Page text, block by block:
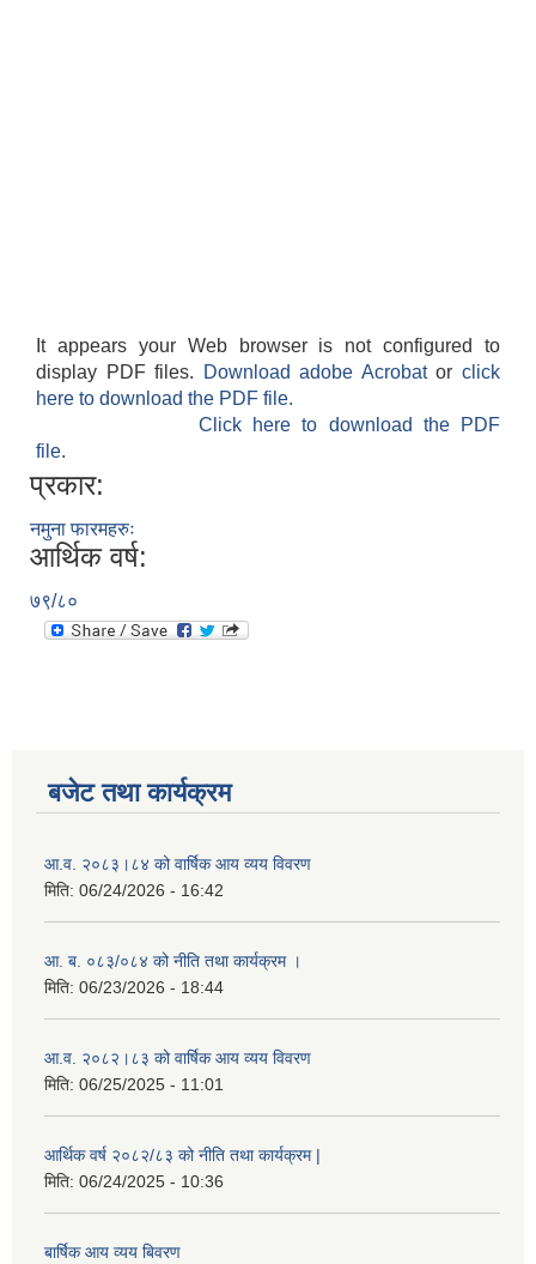
It appears your Web browser is not configured to
display PDF files.
Download adobe Acrobatorclick
here to download the PDF file.
Click here to download the PDF
file.
प्रकार:
नमुना फारमहरुः
आर्थिक वर्ष:
७९/८०
बजेट तथा कार्यक्रम
आ.व. २०८३।८४ को वार्षिक आय व्यय विवरण
मिति: 06/24/2026 - 16:42
आ. ब. ०८३/०८४ को नीति तथा कार्यक्रम ।
मिति: 06/23/2026 - 18:44
आ.व. २०८२।८३ को वार्षिक आय व्यय विवरण
मिति: 06/25/2025 - 11:01
आर्थिक वर्ष २०८२/८३ को नीति तथा कार्यक्रम |
मिति: 06/24/2025 - 10:36
बार्षिक आय व्यय बिवरण